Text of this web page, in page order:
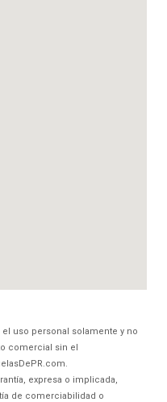
uso personal solamente y no
comercial sin el
expresa o implicada,
de comerciabilidad o